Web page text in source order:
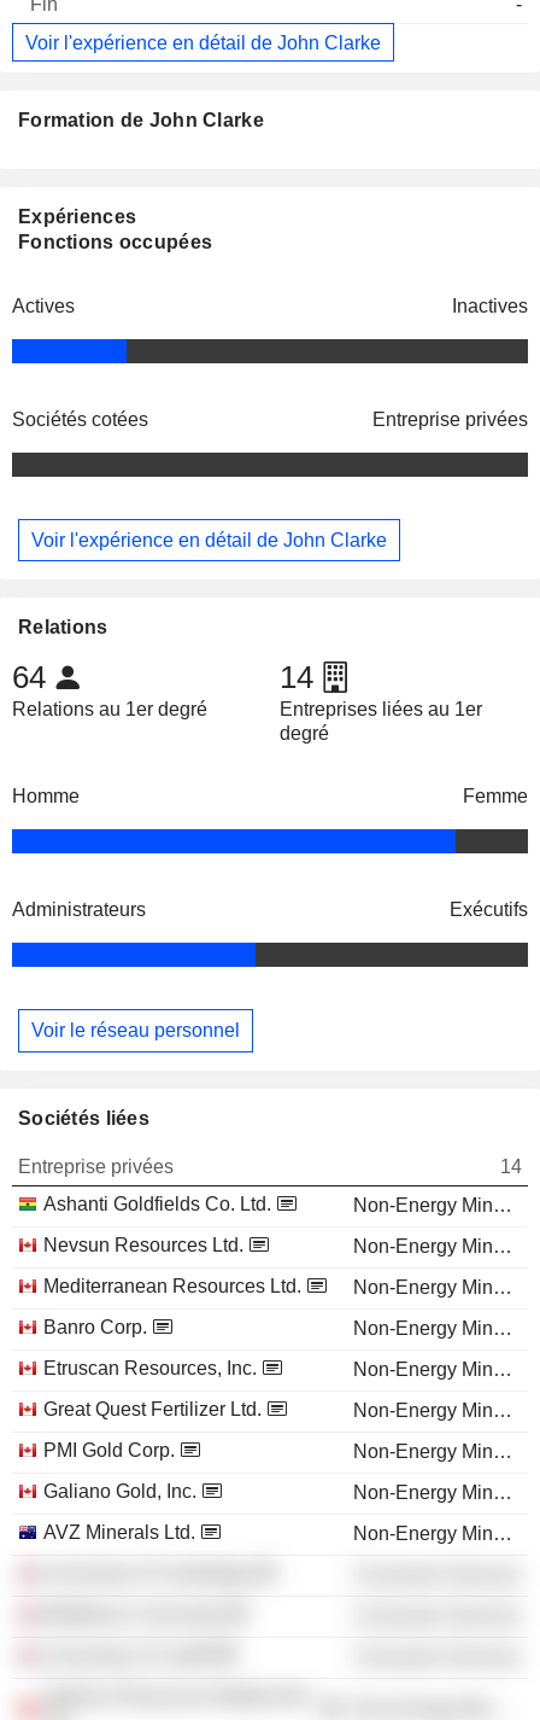
-
Voir l'expérience en détail de John Clarke
Formation de John Clarke
Expériences
Fonctions occupées
Actives Inactives
Sociétés cotées Entreprise privées
Voir l'expérience en détail de John Clarke
Relations
64
Relations au 1er degré
14
Entreprises liées au 1er
degré
Homme Femme
Administrateurs Exécutifs
Voir le réseau personnel
Sociétés liées
Entreprise privées
14
Ashanti Goldfields Co. Ltd.
Non-Energy Minerals
Nevsun Resources Ltd.
Non-Energy Minerals
Mediterranean Resources Ltd.
Non-Energy Minerals
Banro Corp.
Non-Energy Minerals
Etruscan Resources, Inc.
Non-Energy Minerals
Great Quest Fertilizer Ltd.
Non-Energy Minerals
PMI Gold Corp.
Non-Energy Minerals
Galiano Gold, Inc.
Non-Energy Minerals
AVZ Minerals Ltd.
Non-Energy Minerals